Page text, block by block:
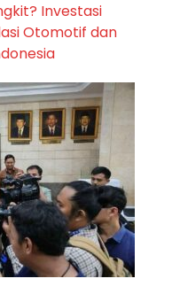
Investasi
Otomotif dan